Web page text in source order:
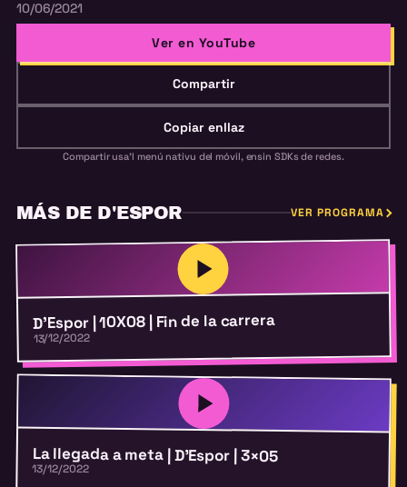
10/06/2021
Ver en YouTube
Compartir
Copiar enllaz
Compartir usa'l menú nativu del móvil, ensin SDKs de redes.
MÁS DE D'ESPOR VER PROGRAMA
D’Espor | 10X08 | Fin de la carrera
13/12/2022
La llegada a meta | D’Espor | 3×05
13/12/2022